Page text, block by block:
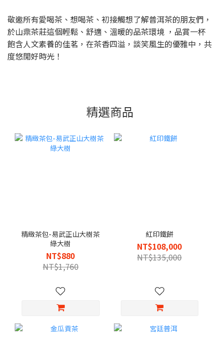
敬邀所有愛喝茶、想喝茶、初接觸想了解普洱茶的朋友們，
於山鼎茶莊這個輕鬆、舒適、溫暖的品茶環境 ，品賞一杯
飽含人文素養的佳茗，在茶香四溢，談笑風生的優雅中，共
度悠閒好時光！
精選商品
精緻茶包-易武正山大樹茶
綠大樹
NT$880
NT$1,760
紅印鐵餅
NT$108,000
NT$135,000